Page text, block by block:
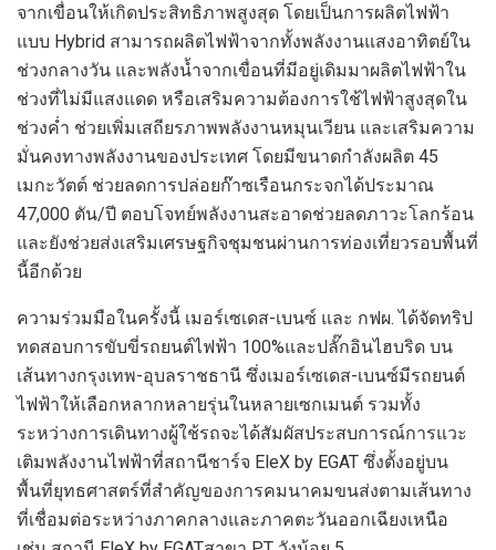
จากเขื่อนให้เกิดประสิทธิภาพสูงสุด โดยเป็นการผลิตไฟฟ้า
แบบ Hybrid สามารถผลิตไฟฟ้าจากทั้งพลังงานแสงอาทิตย์ใน
ช่วงกลางวัน และพลังน้ำจากเขื่อนที่มีอยู่เดิมมาผลิตไฟฟ้าใน
ช่วงที่ไม่มีแสงแดด หรือเสริมความต้องการใช้ไฟฟ้าสูงสุดใน
ช่วงค่ำ ช่วยเพิ่มเสถียรภาพพลังงานหมุนเวียน และเสริมความ
มั่นคงทางพลังงานของประเทศ โดยมีขนาดกำลังผลิต 45
เมกะวัตต์ ช่วยลดการปล่อยก๊าซเรือนกระจกได้ประมาณ
47,000 ตัน/ปี ตอบโจทย์พลังงานสะอาดช่วยลดภาวะโลกร้อน
และยังช่วยส่งเสริมเศรษฐกิจชุมชนผ่านการท่องเที่ยวรอบพื้นที่
นี้อีกด้วย
ความร่วมมือในครั้งนี้ เมอร์เซเดส-เบนซ์ และ กฟผ. ได้จัดทริป
ทดสอบการขับขี่รถยนต์ไฟฟ้า 100%และปลั๊กอินไฮบริด บน
เส้นทางกรุงเทพ-อุบลราชธานี ซึ่งเมอร์เซเดส-เบนซ์มีรถยนต์
ไฟฟ้าให้เลือกหลากหลายรุ่นในหลายเซกเมนต์ รวมทั้ง
ระหว่างการเดินทางผู้ใช้รถจะได้สัมผัสประสบการณ์การแวะ
เติมพลังงานไฟฟ้าที่สถานีชาร์จ EleX by EGAT ซึ่งตั้งอยู่บน
พื้นที่ยุทธศาสตร์ที่สำคัญของการคมนาคมขนส่งตามเส้นทาง
ที่เชื่อมต่อระหว่างภาคกลางและภาคตะวันออกเฉียงเหนือ